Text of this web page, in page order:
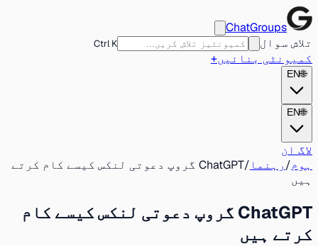
ChatGroups
تلاش سوال
Ctrl K
کمیونٹی بنائیں+
🌐
EN
🌐
EN
لاگ ان
ہوم /رہنما/
ChatGPT گروپ دعوتی لنکس کیسے کام کرتے
ہیں
ChatGPT گروپ دعوتی لنکس کیسے کام
کرتے ہیں